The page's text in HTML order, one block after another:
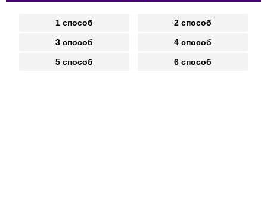
1 способ 2 способ
3 способ 4 способ
5 способ 6 способ